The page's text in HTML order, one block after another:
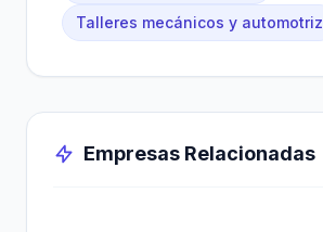
Talleres mecánicos y automotriz
Empresas Relacionadas